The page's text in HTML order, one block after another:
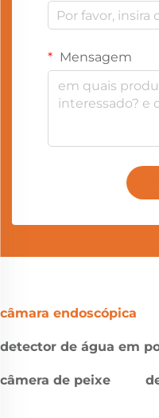
Mensagem
câmara endoscópica
detector de água em
câmera de peixe